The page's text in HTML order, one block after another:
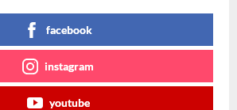
facebook
instagram
youtube